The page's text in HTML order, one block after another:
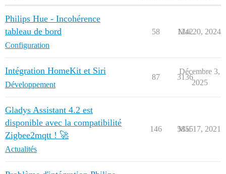
Philips Hue - Incohérence
tableau de bord
Configuration
58 1242
Mai 20, 2024
Intégration HomeKit et Siri
Développement
87 3136
Décembre 3,
2025
Gladys Assistant 4.2 est
disponible avec la compatibilité
Zigbee2mqtt ! 🚀
Actualités
146 5855
Mai 17, 2021